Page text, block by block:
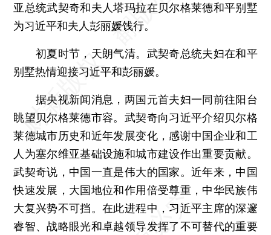
亚总统武契奇和夫人塔玛拉在贝尔格莱德和平别墅
为习近平和夫人彭丽媛饯行。
初夏时节，天朗气清。武契奇总统夫妇在和平
别墅热情迎接习近平和彭丽媛。
据央视新闻消息，两国元首夫妇一同前往阳台
眺望贝尔格莱德市容。武契奇向习近平介绍贝尔格
莱德城市历史和近年发展变化，感谢中国企业和工
人为塞尔维亚基础设施和城市建设作出重要贡献。
武契奇说，中国一直是伟大的国家。近年来，中国
快速发展，大国地位和作用倍受尊重，中华民族伟
大复兴势不可挡。在此进程中，习近平主席的深邃
睿智、战略眼光和卓越领导发挥了不可替代的重要